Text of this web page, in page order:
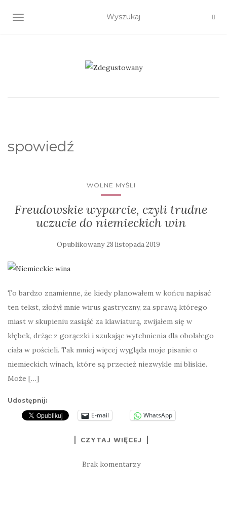
TOGGLE NAVIGATION
spowiedź
WOLNE MYŚLI
Freudowskie wyparcie, czyli trudne
uczucie do niemieckich win
Opublikowany28 listopada 2019
To bardzo znamienne, że kiedy planowałem w końcu napisać
ten tekst, złożył mnie wirus gastryczny, za sprawą którego
miast w skupieniu zasiąść za klawiaturą, zwijałem się w
kłębek, drżąc z gorączki i szukając wytchnienia dla obolałego
ciała w pościeli. Tak mniej więcej wygląda moje pisanie o
niemieckich winach, które są przecież niezwykle mi bliskie.
Może […]
Udostępnij:
E-mail WhatsApp
CZYTAJ WIĘCEJ
Brak komentarzy